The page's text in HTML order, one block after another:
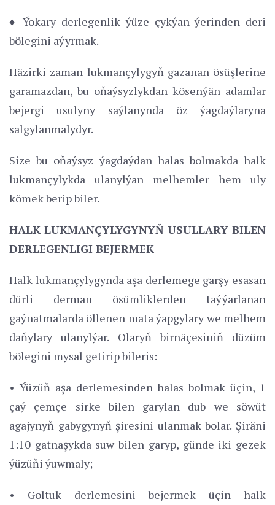
♦ Ýokary derlegenlik ýüze çykýan ýerinden deri
bölegini aýyrmak.
Häzirki zaman lukmançylygyň gazanan ösüşlerine
garamazdan, bu oňaýsyzlykdan kösenýän adamlar
bejergi usulyny saýlanynda öz ýagdaýlaryna
salgylanmalydyr.
Size bu oňaýsyz ýagdaýdan halas bolmakda halk
lukmançylykda ulanylýan melhemler hem uly
kömek berip biler.
HALK LUKMANÇYLYGYNYŇ USULLARY BILEN
DERLEGENLIGI BEJERMEK
Halk lukmançylygynda aşa derlemege garşy esasan
dürli derman ösümliklerden taýýarlanan
gaýnatmalarda öllenen mata ýapgylary we melhem
daňylary ulanylýar. Olaryň birnäçesiniň düzüm
bölegini mysal getirip bileris:
• Ýüzüň aşa derlemesinden halas bolmak üçin, 1
çaý çemçe sirke bilen garylan dub we söwüt
agajynyň gabygynyň şiresini ulanmak bolar. Şiräni
1:10 gatnaşykda suw bilen garyp, günde iki gezek
ýüzüňi ýuwmaly;
• Goltuk derlemesini bejermek üçin halk